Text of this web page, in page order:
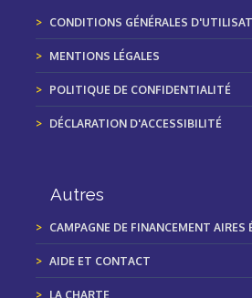
CONDITIONS GÉNÉRALES
MENTIONS LÉGALES
POLITIQUE DE CONFIDENTIALITÉ
DÉCLARATION D'ACCESSIBILITÉ
Autres
CAMPAGNE DE FINANCEMENT AIRES
AIDE ET CONTACT
LA CHARTE